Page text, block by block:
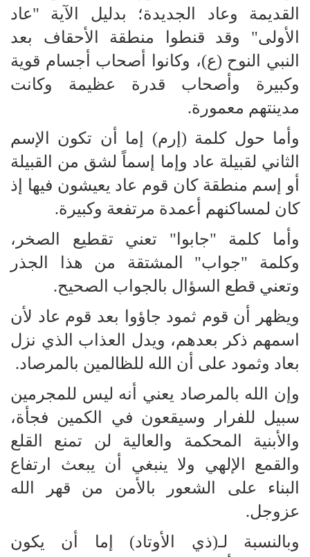
القديمة وعاد الجديدة؛ بدليل الآية "عاد
الأولى" وقد قنطوا منطقة الأحقاف بعد
النبي النوح (ع)، وكانوا أصحاب أجسام قوية
وكبيرة وأصحاب قدرة عظيمة وكانت
مدينتهم معمورة.
وأما حول كلمة (إرم) إما أن تكون الإسم
الثاني لقبيلة عاد وإما إسماً لشق من القبيلة
أو إسم منطقة كان قوم عاد يعيشون فيها إذ
كان لمساكنهم أعمدة مرتفعة وكبيرة.
وأما كلمة "جابوا" تعني تقطيع الصخر،
وكلمة "جواب" المشتقة من هذا الجذر
وتعني قطع السؤال بالجواب الصحيح.
ويظهر أن قوم ثمود جاؤوا بعد قوم عاد لأن
اسمهم ذكر بعدهم، ويدل العذاب الذي نزل
بعاد وثمود على أن الله للظالمين بالمرصاد.
وإن الله بالمرصاد يعني أنه ليس للمجرمين
سبيل للفرار وسيقعون في الكمين فجأة،
والأبنية المحكمة والعالية لن تمنع القلع
والقمع الإلهي ولا ينبغي أن يبعث ارتفاع
البناء على الشعور بالأمن من قهر الله
عزوجل.
وبالنسبة لـ(ذي الأوتاد) إما أن يكون